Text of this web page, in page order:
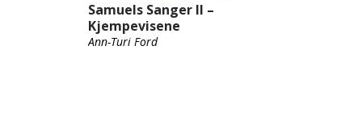
Samuels Sanger II –
Kjempevisene
Ann-Turi Ford